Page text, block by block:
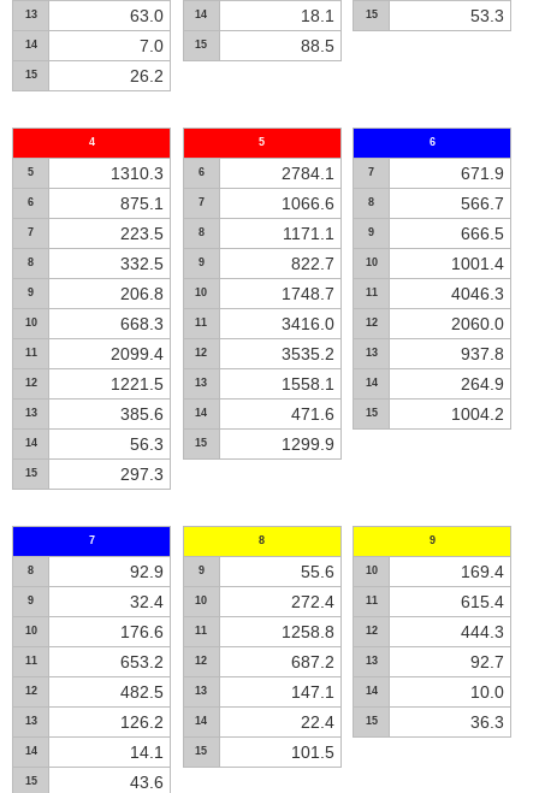
13 63.0
14 7.0
15 26.2
14 18.1
15 88.5
15 53.3
4
5 1310.3
6 875.1
7 223.5
8 332.5
9 206.8
10 668.3
11 2099.4
12 1221.5
13 385.6
14 56.3
15 297.3
5
6 2784.1
7 1066.6
8 1171.1
9 822.7
10 1748.7
11 3416.0
12 3535.2
13 1558.1
14 471.6
15 1299.9
6
7 671.9
8 566.7
9 666.5
10 1001.4
11 4046.3
12 2060.0
13 937.8
14 264.9
15 1004.2
7
8 92.9
9 32.4
10 176.6
11 653.2
12 482.5
13 126.2
14 14.1
15 43.6
8
9 55.6
10 272.4
11 1258.8
12 687.2
13 147.1
14 22.4
15 101.5
9
10 169.4
11 615.4
12 444.3
13 92.7
14 10.0
15 36.3